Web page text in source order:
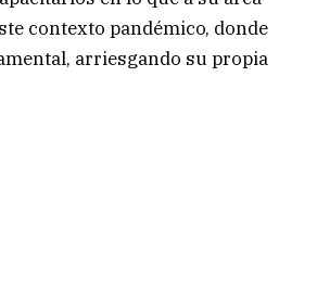
contexto pandémico, donde
arriesgando su propia